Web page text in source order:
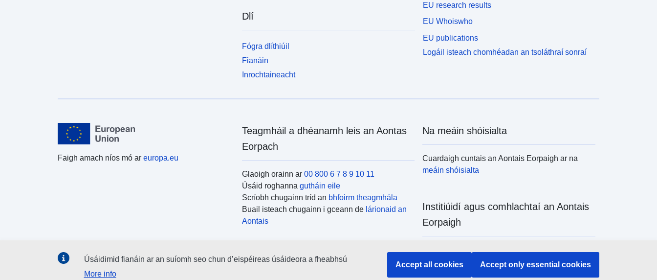
Dlí
Fógra dlíthiúil
Fianáin
Inrochtaineacht
EU research results
EU Whoiswho
EU publications
Logáil isteach chomhéadan an tsoláthraí sonraí
Faigh amach níos mó ar europa.eu
Teagmháil a dhéanamh leis an Aontas
Eorpach
Glaoigh orainn ar 00 800 6 7 8 9 10 11
Úsáid roghanna gutháin eile
Scríobh chugainn tríd an bhfoirm theagmhála
Buail isteach chugainn i gceann de lárionaid an
Aontais
Na meáin shóisialta
Cuardaigh cuntais an Aontais Eorpaigh ar na
meáin shóisialta
Institiúidí agus comhlachtaí an Aontais
Eorpaigh
uile de chuid an Aontais Eorpaigh
Úsáidimid fianáin ar an suíomh seo chun d’eispéireas úsáideora a fheabhsú
More info
Accept all cookies Accept only essential cookies